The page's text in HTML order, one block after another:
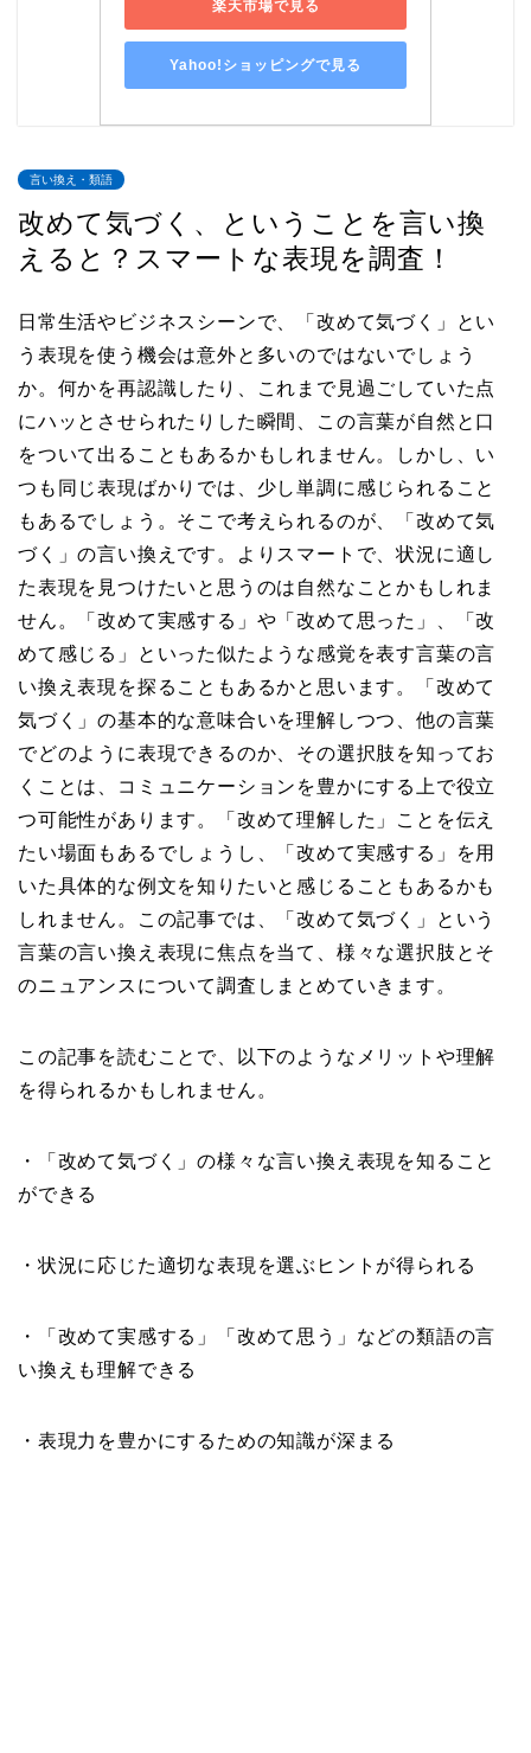
楽天市場で見る
Yahoo!ショッピングで見る
言い換え・類語
改めて気づく、ということを言い換
えると？スマートな表現を調査！
日常生活やビジネスシーンで、「改めて気づく」とい
う表現を使う機会は意外と多いのではないでしょう
か。何かを再認識したり、これまで見過ごしていた点
にハッとさせられたりした瞬間、この言葉が自然と口
をついて出ることもあるかもしれません。しかし、い
つも同じ表現ばかりでは、少し単調に感じられること
もあるでしょう。そこで考えられるのが、「改めて気
づく」の言い換えです。よりスマートで、状況に適し
た表現を見つけたいと思うのは自然なことかもしれま
せん。「改めて実感する」や「改めて思った」、「改
めて感じる」といった似たような感覚を表す言葉の言
い換え表現を探ることもあるかと思います。「改めて
気づく」の基本的な意味合いを理解しつつ、他の言葉
でどのように表現できるのか、その選択肢を知ってお
くことは、コミュニケーションを豊かにする上で役立
つ可能性があります。「改めて理解した」ことを伝え
たい場面もあるでしょうし、「改めて実感する」を用
いた具体的な例文を知りたいと感じることもあるかも
しれません。この記事では、「改めて気づく」という
言葉の言い換え表現に焦点を当て、様々な選択肢とそ
のニュアンスについて調査しまとめていきます。
この記事を読むことで、以下のようなメリットや理解
を得られるかもしれません。
・「改めて気づく」の様々な言い換え表現を知ること
ができる
・状況に応じた適切な表現を選ぶヒントが得られる
・「改めて実感する」「改めて思う」などの類語の言
い換えも理解できる
・表現力を豊かにするための知識が深まる